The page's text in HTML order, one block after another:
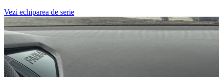
Vezi echiparea de serie